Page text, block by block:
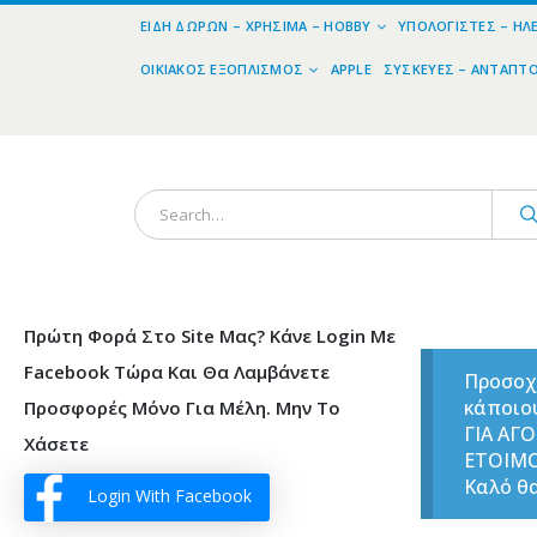
ΕΊΔΗ ΔΏΡΩΝ – ΧΡΉΣΙΜΑ – HOBBY ΥΠΟΛΟΓΙΣΤΈΣ –
ΟΙΚΙΑΚΌΣ ΕΞΟΠΛΙΣΜΌΣ APPLE ΣΥΣΚΕΥΈΣ –
ΓΙΑ
Καλό
Πρώτη Φορά Στο Site Μας? Κάνε Login Με
Facebook Τώρα Και Θα Λαμβάνετε
Προσφορές Μόνο Για Μέλη. Μην Το
Χάσετε
Login With Facebook